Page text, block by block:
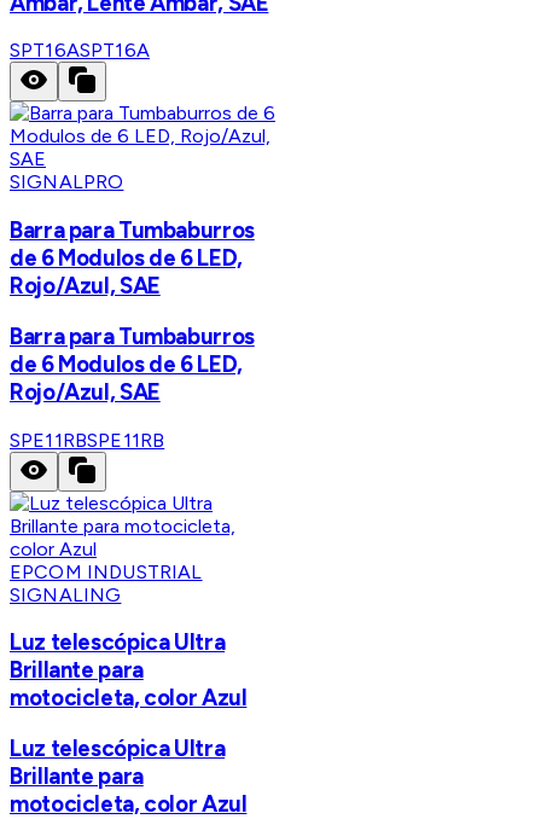
SPT16ASPT16A
SIGNALPRO
Barra para Tumbaburros
de 6 Modulos de 6 LED,
Rojo/Azul, SAE
Barra para Tumbaburros
de 6 Modulos de 6 LED,
Rojo/Azul, SAE
SPE11RBSPE11RB
EPCOM INDUSTRIAL
SIGNALING
Luz telescópica Ultra
Brillante para
motocicleta, color Azul
Luz telescópica Ultra
Brillante para
motocicleta, color Azul